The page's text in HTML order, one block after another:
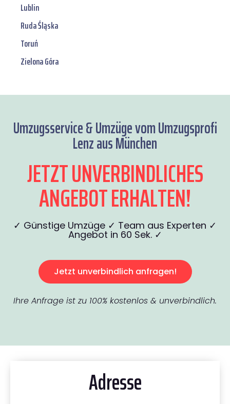
Lublin
Ruda Śląska
Toruń
Zielona Góra
Umzugsservice & Umzüge vom Umzugsprofi
Lenz aus München
JETZT UNVERBINDLICHES
ANGEBOT ERHALTEN!
✓ Günstige Umzüge ✓ Team aus Experten ✓
Angebot in 60 Sek. ✓
Jetzt unverbindlich anfragen!
Ihre Anfrage ist zu 100% kostenlos & unverbindlich.
Adresse